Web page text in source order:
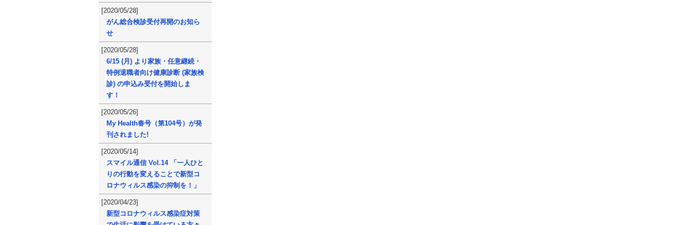
[2020/05/28]
がん総合検診受付再開のお知ら
せ
[2020/05/28]
6/15 (月) より家族・任意継続・
特例退職者向け健康診断 (家族検
診) の申込み受付を開始しま
す！
[2020/05/26]
My Health春号（第104号）が発
刊されました!
[2020/05/14]
スマイル通信 Vol.14 「一人ひと
りの行動を変えることで新型コ
ロナウィルス感染の抑制を！」
[2020/04/23]
新型コロナウィルス感染症対策